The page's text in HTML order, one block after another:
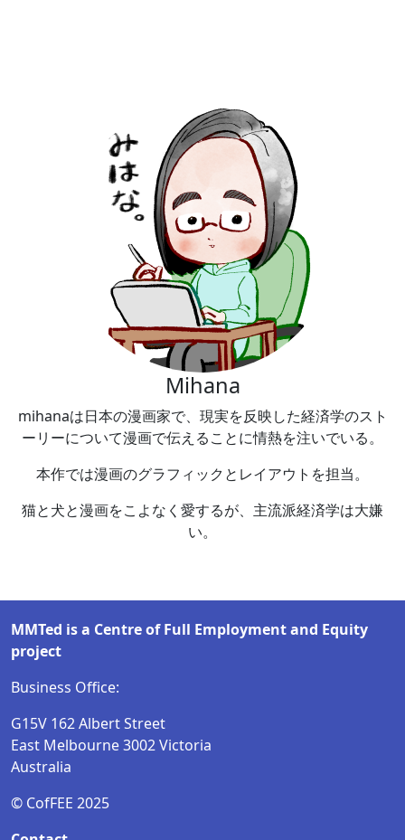
Mihana
mihanaは日本の漫画家で、現実を反映した経済学のスト
ーリーについて漫画で伝えることに情熱を注いでいる。
本作では漫画のグラフィックとレイアウトを担当。
猫と犬と漫画をこよなく愛するが、主流派経済学は大嫌
い。
MMTed is a Centre of Full Employment and Equity
project
Business Office:
G15V 162 Albert Street
East Melbourne 3002 Victoria
Australia
© CofFEE 2025